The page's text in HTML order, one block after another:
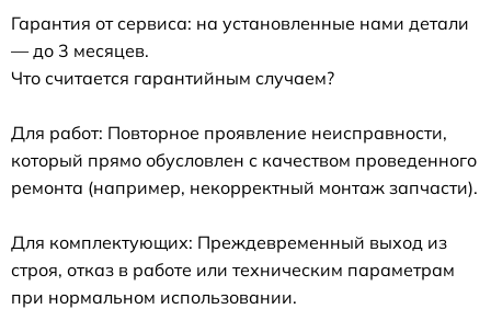
Гарантия от сервиса: на установленные нами детали
— до 3 месяцев.
Что считается гарантийным случаем?
Для работ: Повторное проявление неисправности,
который прямо обусловлен с качеством проведенного
ремонта (например, некорректный монтаж запчасти).
Для комплектующих: Преждевременный выход из
строя, отказ в работе или техническим параметрам
при нормальном использовании.